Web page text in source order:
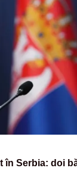
în Serbia: doi